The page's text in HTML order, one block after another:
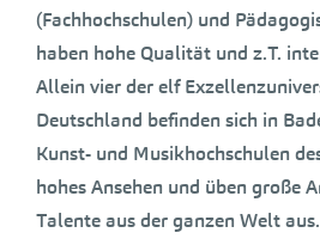
(Fachhochschulen) und
haben hohe Qualität und z.T.
Allein vier der elf
Deutschland befinden sich in
Kunst- und Musikhochschulen
hohes Ansehen und üben große
Talente aus der ganzen Welt aus.